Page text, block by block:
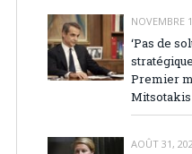
NOVEMBRE
‘Pas de
Premier
Mitsotakis
AOÛT 31,